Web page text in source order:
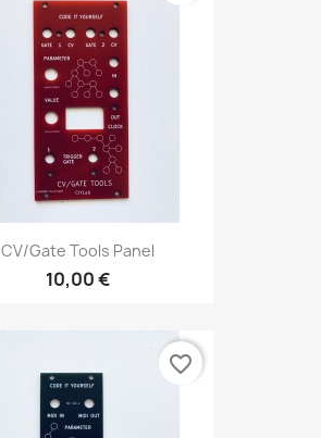
CV/Gate Tools Panel
10,00 €
favorite_border